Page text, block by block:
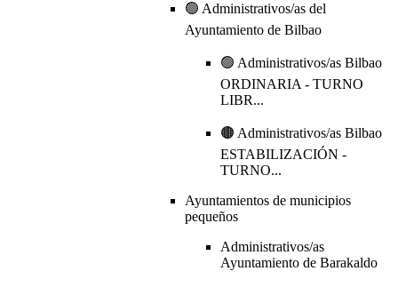
🟢 Administrativos/as del
Ayuntamiento de Bilbao
🟢 Administrativos/as Bilbao
ORDINARIA - TURNO
LIBR...
🟤 Administrativos/as Bilbao
ESTABILIZACIÓN -
TURNO...
Ayuntamientos de municipios
pequeños
Administrativos/as
Ayuntamiento de Barakaldo